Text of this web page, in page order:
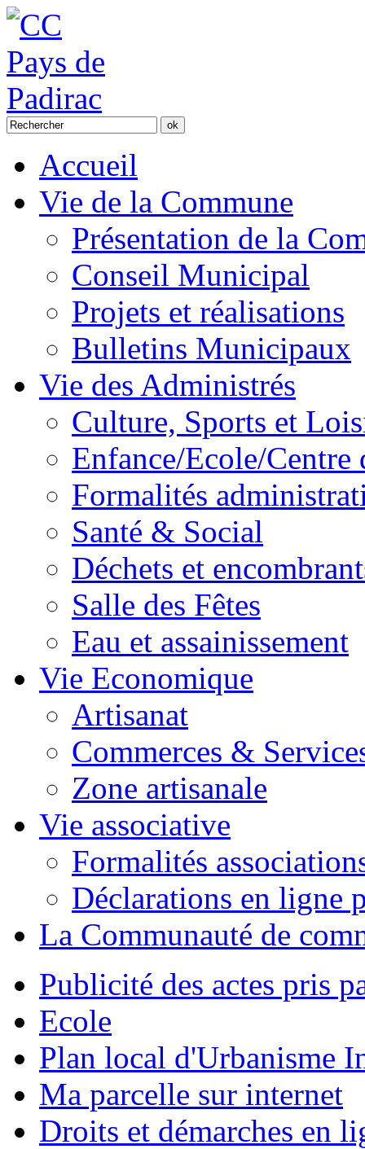
Accueil
Vie de la Commune
Présentation de la
Conseil Municipal
Projets et réalisations
Bulletins Municipaux
Vie des Administrés
Culture, Sports et
Enfance/Ecole/Centre
Formalités
Santé & Social
Déchets et
Salle des Fêtes
Eau et assainissement
Vie Economique
Artisanat
Commerces &
Zone artisanale
Vie associative
Formalités
Déclarations en ligne
La Communauté de
Publicité des actes pris
Ecole
Plan local d'Urbanisme
Ma parcelle sur internet
Droits et démarches en